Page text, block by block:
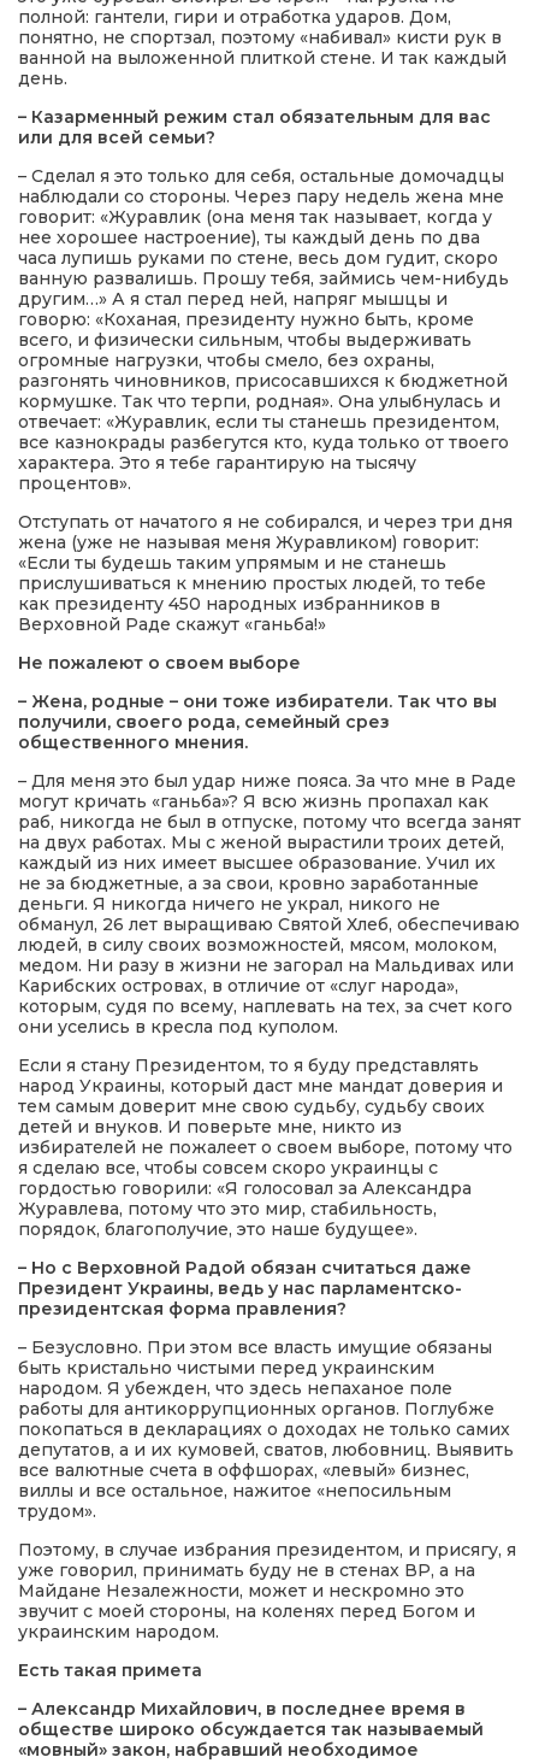
полной: гантели, гири и отработка ударов. Дом,
понятно, не спортзал, поэтому «набивал» кисти рук в
ванной на выложенной плиткой стене. И так каждый
день.
– Казарменный режим стал обязательным для вас
или для всей семьи?
– Сделал я это только для себя, остальные домочадцы
наблюдали со стороны. Через пару недель жена мне
говорит: «Журавлик (она меня так называет, когда у
нее хорошее настроение), ты каждый день по два
часа лупишь руками по стене, весь дом гудит, скоро
ванную развалишь. Прошу тебя, займись чем-нибудь
другим…» А я стал перед ней, напряг мышцы и
говорю: «Коханая, президенту нужно быть, кроме
всего, и физически сильным, чтобы выдерживать
огромные нагрузки, чтобы смело, без охраны,
разгонять чиновников, присосавшихся к бюджетной
кормушке. Так что терпи, родная». Она улыбнулась и
отвечает: «Журавлик, если ты станешь президентом,
все казнокрады разбегутся кто, куда только от твоего
характера. Это я тебе гарантирую на тысячу
процентов».
Отступать от начатого я не собирался, и через три дня
жена (уже не называя меня Журавликом) говорит:
«Если ты будешь таким упрямым и не станешь
прислушиваться к мнению простых людей, то тебе
как президенту 450 народных избранников в
Верховной Раде скажут «ганьба!»
Не пожалеют о своем выборе
– Жена, родные – они тоже избиратели. Так что вы
получили, своего рода, семейный срез
общественного мнения.
– Для меня это был удар ниже пояса. За что мне в Раде
могут кричать «ганьба»? Я всю жизнь пропахал как
раб, никогда не был в отпуске, потому что всегда занят
на двух работах. Мы с женой вырастили троих детей,
каждый из них имеет высшее образование. Учил их
не за бюджетные, а за свои, кровно заработанные
деньги. Я никогда ничего не украл, никого не
обманул, 26 лет выращиваю Святой Хлеб, обеспечиваю
людей, в силу своих возможностей, мясом, молоком,
медом. Ни разу в жизни не загорал на Мальдивах или
Карибских островах, в отличие от «слуг народа»,
которым, судя по всему, наплевать на тех, за счет кого
они уселись в кресла под куполом.
Если я стану Президентом, то я буду представлять
народ Украины, который даст мне мандат доверия и
тем самым доверит мне свою судьбу, судьбу своих
детей и внуков. И поверьте мне, никто из
избирателей не пожалеет о своем выборе, потому что
я сделаю все, чтобы совсем скоро украинцы с
гордостью говорили: «Я голосовал за Александра
Журавлева, потому что это мир, стабильность,
порядок, благополучие, это наше будущее».
– Но с Верховной Радой обязан считаться даже
Президент Украины, ведь у нас парламентско-
президентская форма правления?
– Безусловно. При этом все власть имущие обязаны
быть кристально чистыми перед украинским
народом. Я убежден, что здесь непаханое поле
работы для антикоррупционных органов. Поглубже
покопаться в декларациях о доходах не только самих
депутатов, а и их кумовей, сватов, любовниц. Выявить
все валютные счета в оффшорах, «левый» бизнес,
виллы и все остальное, нажитое «непосильным
трудом».
Поэтому, в случае избрания президентом, и присягу, я
уже говорил, принимать буду не в стенах ВР, а на
Майдане Незалежности, может и нескромно это
звучит с моей стороны, на коленях перед Богом и
украинским народом.
Есть такая примета
– Александр Михайлович, в последнее время в
обществе широко обсуждается так называемый
«мовный» закон, набравший необходимое